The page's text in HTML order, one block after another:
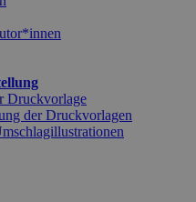
Druckvorlage
der Druckvorlagen